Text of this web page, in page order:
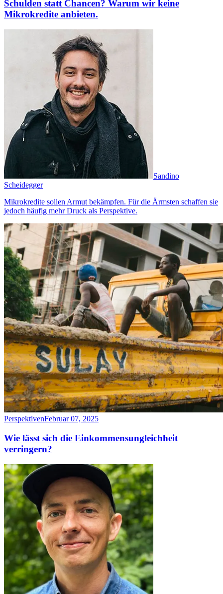
Schulden statt Chancen? Warum wir keine
Mikrokredite anbieten.
Sandino
Scheidegger
Mikrokredite sollen Armut bekämpfen. Für die Ärmsten schaffen sie
jedoch häufig mehr Druck als Perspektive.
PerspektivenFebruar 07, 2025
Wie lässt sich die Einkommensungleichheit
verringern?